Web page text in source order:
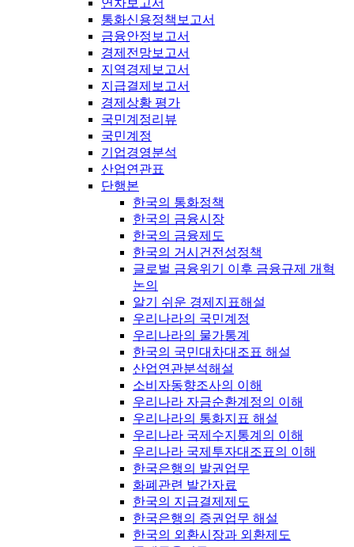
연차보고서
통화신용정책보고서
금융안정보고서
경제전망보고서
지역경제보고서
지급결제보고서
경제상황 평가
국민계정리뷰
국민계정
기업경영분석
산업연관표
단행본
한국의 통화정책
한국의 금융시장
한국의 금융제도
한국의 거시건전성정책
글로벌 금융위기 이후 금융규제 개혁
논의
알기 쉬운 경제지표해설
우리나라의 국민계정
우리나라의 물가통계
한국의 국민대차대조표 해설
산업연관분석해설
소비자동향조사의 이해
우리나라 자금순환계정의 이해
우리나라의 통화지표 해설
우리나라 국제수지통계의 이해
우리나라 국제투자대조표의 이해
한국은행의 발권업무
화폐관련 발간자료
한국의 지급결제제도
한국은행의 증권업무 해설
한국의 외환시장과 외환제도